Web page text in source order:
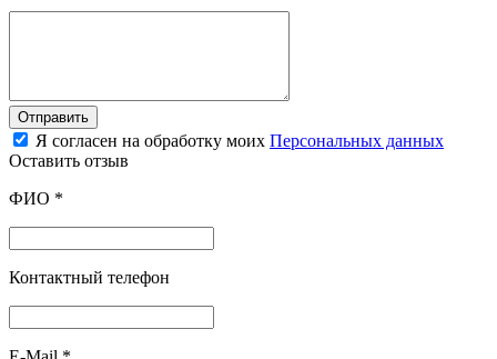
Отправить
Я согласен на обработку моих Персональных данных
Оставить отзыв
ФИО *
Контактный телефон